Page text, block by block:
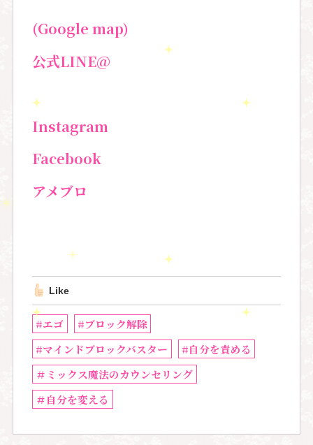
(Google map)
公式LINE@
Instagram
Facebook
アメブロ
Like
#エゴ
#ブロック解除
#マインドブロックバスター
#自分を責める
＃ミックス魔法のカウンセリング
＃自分を変える